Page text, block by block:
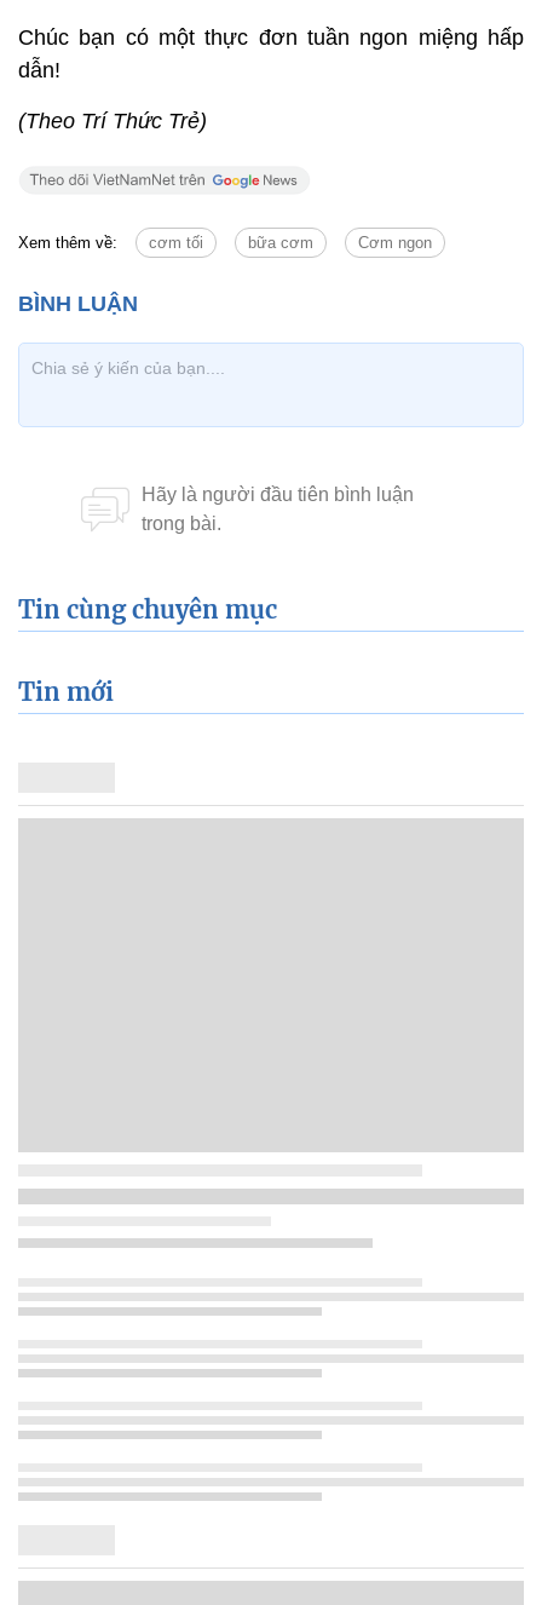
Chúc bạn có một thực đơn tuần ngon miệng hấp
dẫn!
(Theo Trí Thức Trẻ)
Xem thêm về: cơm tối bữa cơm Cơm ngon
Tin cùng chuyên mục
Tin mới